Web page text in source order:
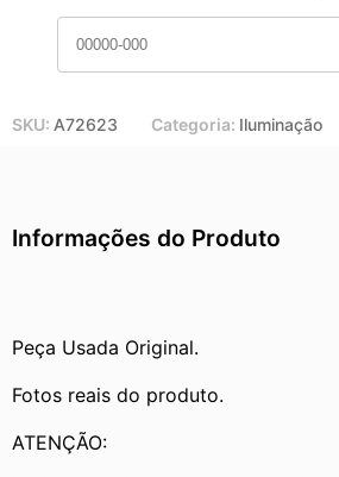
SKU: A72623 Categoria: Iluminação
Informações do Produto
Peça Usada Original.
Fotos reais do produto.
ATENÇÃO: